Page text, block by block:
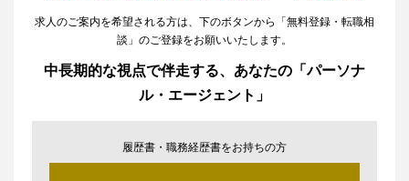
求人のご案内を希望される方は、下のボタンから「無料登録・転職相
談」のご登録をお願いいたします。
中長期的な視点で伴走する、あなたの「パーソナ
ル・エージェント」
履歴書・職務経歴書をお持ちの方